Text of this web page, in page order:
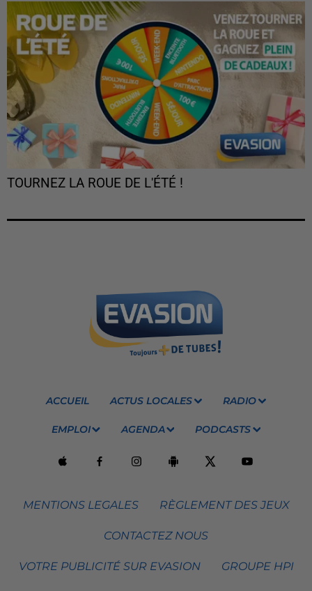
TOURNEZ LA ROUE DE L'ÉTÉ !
ACCUEIL ACTUS LOCALES RADIO
EMPLOI AGENDA PODCASTS
MENTIONS LEGALES RÈGLEMENT DES JEUX
CONTACTEZ NOUS
VOTRE PUBLICITÉ SUR EVASION GROUPE HPI